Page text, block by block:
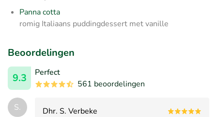
Panna cotta
romig Italiaans puddingdessert met vanille
Beoordelingen
9.3
Perfect
561 beoordelingen
S.
Dhr. S. Verbeke